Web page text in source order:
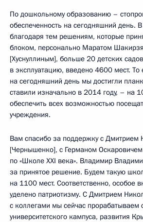
По дошкольному образованию –
обеспеченность на сегодняшний день.
благодаря тем решениям, которые
блоком, персонально Маратом
[Хуснуллиным], больше 20 детских
в эксплуатацию, введено 4600 мест. То
на сегодняшний день мы достигли
ставили изначально в 2014 году, – на
обеспечить всех возможностью
учреждения.
Вам спасибо за поддержку с Дмитрием
[Чернышенко], с Германом
по «Школе XXI века». Владимир
за принятое решение. Будем такую
на 1100 мест. Соответственно, особое
уделено патриотизму. С Дмитрием
с коллегами мы сейчас прорабатываем
университетского кампуса, развития